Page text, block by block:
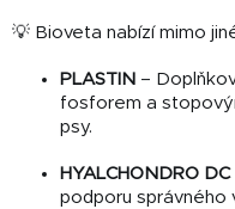
💡 Bioveta nabízí mimo
PLASTIN –
fosforem a
psy.
HYALCHONDRO DC
podporu správného